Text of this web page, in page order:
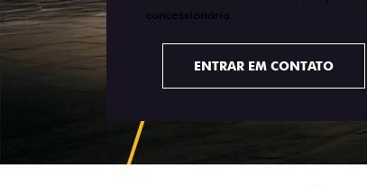
concessionária.
ENTRAR EM CONTATO